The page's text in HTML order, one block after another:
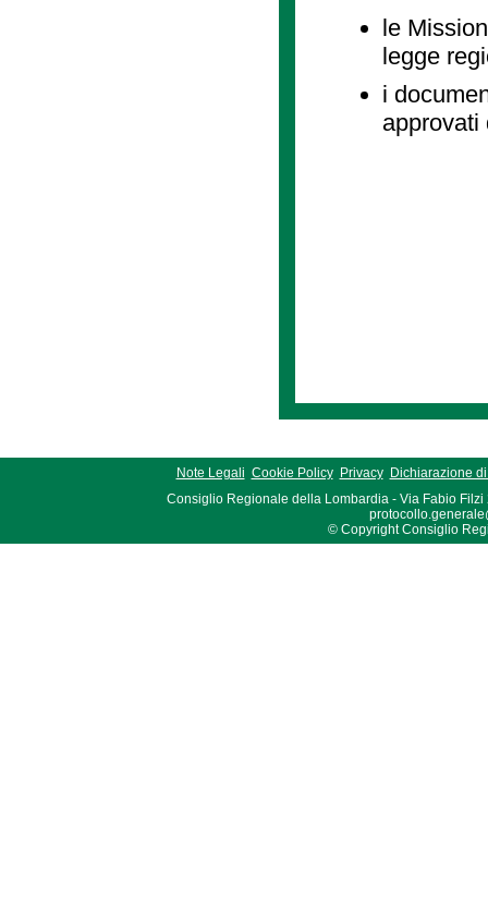
le
legge
i
approvati
Note Legali Cookie Policy Privacy
Dichiarazione
Consiglio Regionale della Lombardia - Via Fabio Filzi
© Copyright Consiglio